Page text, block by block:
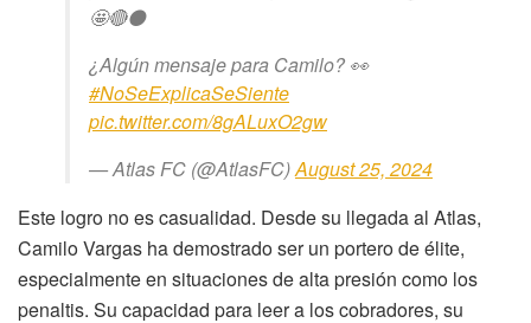
🤩🔴⚫️
¿Algún mensaje para Camilo? 👀
#NoSeExplicaSeSiente
pic.twitter.com/8gALuxO2gw
— Atlas FC (@AtlasFC)August 25, 2024
Este logro no es casualidad. Desde su llegada al Atlas,
Camilo Vargas ha demostrado ser un portero de élite,
especialmente en situaciones de alta presión como los
penaltis. Su capacidad para leer a los cobradores, su